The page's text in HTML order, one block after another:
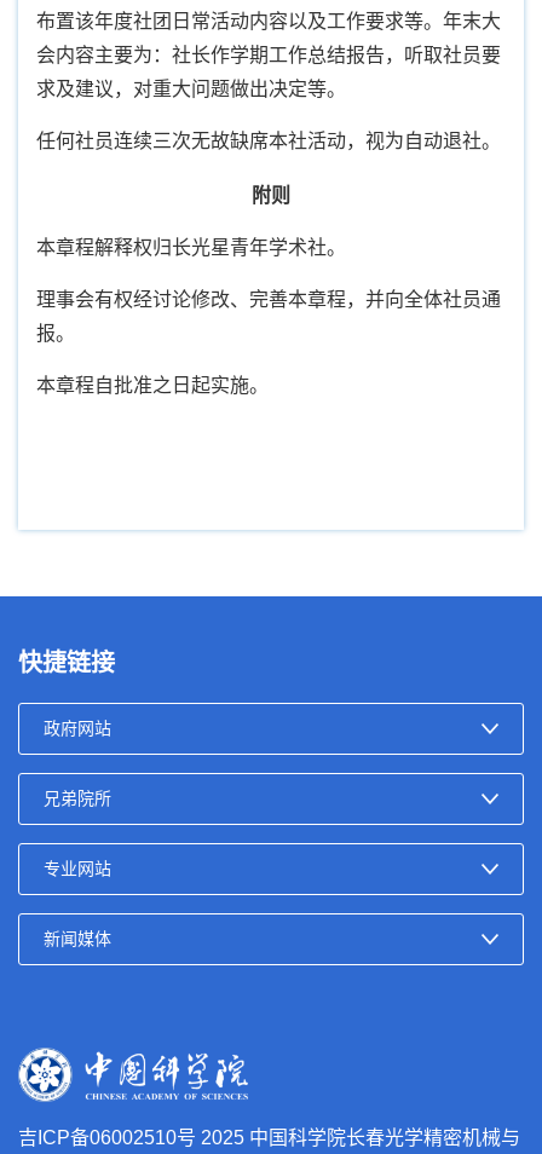
布置该年度社团日常活动内容以及工作要求等。年末大
会内容主要为：社长作学期工作总结报告，听取社员要
求及建议，对重大问题做出决定等。
任何社员连续三次无故缺席本社活动，视为自动退社。
附则
本章程解释权归长光星青年学术社。
理事会有权经讨论修改、完善本章程，并向全体社员通
报。
本章程自批准之日起实施。
快捷链接
吉ICP备06002510号 2025 中国科学院长春光学精密机械与